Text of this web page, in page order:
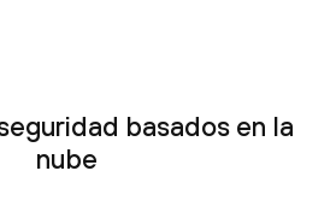
basados en la
nube